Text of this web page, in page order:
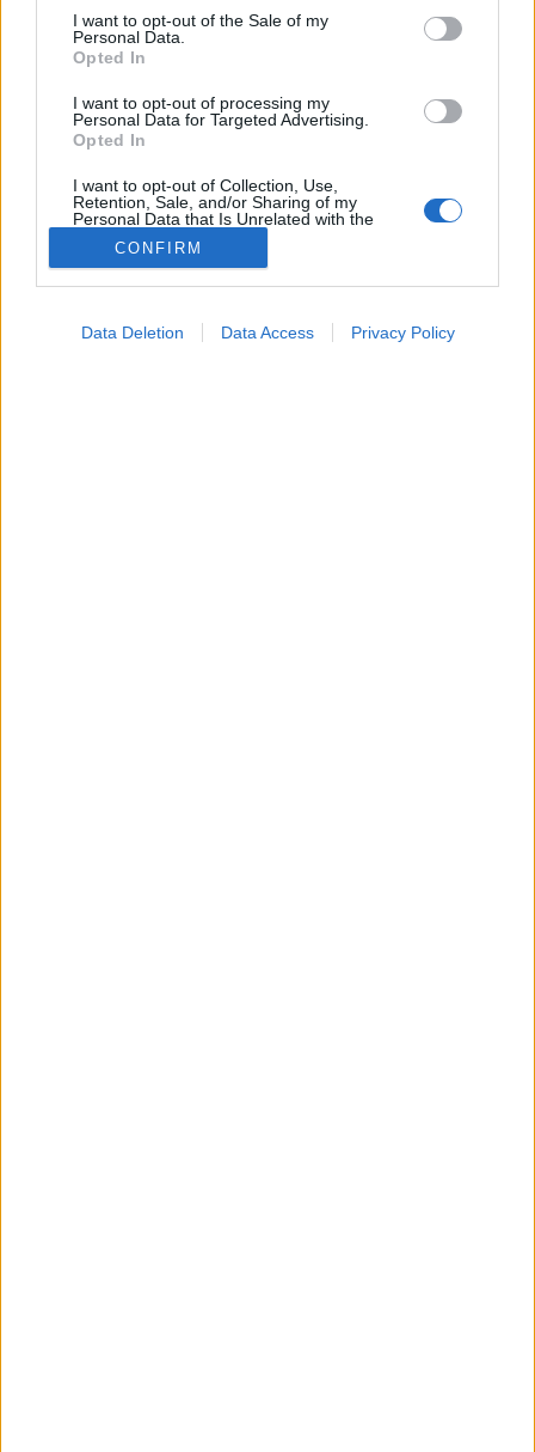
consent section.
I want to opt-out of the Sale of my
Personal Data.
Opted In
I want to opt-out of processing my
Personal Data for Targeted Advertising.
Opted In
I want to opt-out of Collection, Use,
Retention, Sale, and/or Sharing of my
Personal Data that Is Unrelated with the
Purposes for which it was collected.
Opted Out
CONFIRM
Data Deletion Data Access Privacy Policy